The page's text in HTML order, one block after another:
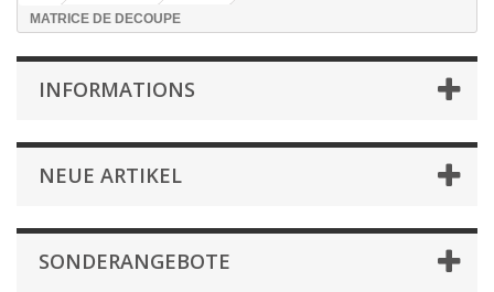
MATRICE DE DECOUPE
INFORMATIONS
NEUE ARTIKEL
SONDERANGEBOTE